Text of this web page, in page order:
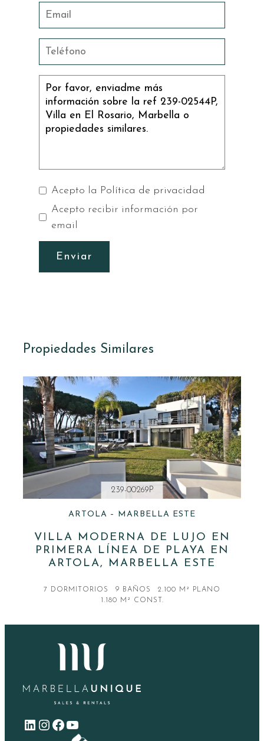
Acepto la Política de privacidad
Acepto recibir información por
email
Enviar
Propiedades Similares
ARTOLA – MARBELLA ESTE
VILLA MODERNA DE LUJO EN
PRIMERA LÍNEA DE PLAYA EN
ARTOLA, MARBELLA ESTE
7 DORMITORIOS 9 BAÑOS
2.100 M² PLANO
1.180 M² CONST.
239-00269P
LinkedIn Instagram Facebook YouTube